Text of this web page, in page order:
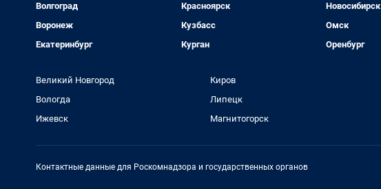
Волгоград
Воронеж
Екатеринбург
Красноярск
Кузбасс
Курган
Новосибирск
Омск
Оренбург
Великий Новгород
Вологда
Ижевск
Киров
Липецк
Магнитогорск
Контактные данные для Роскомнадзора и государственных органов